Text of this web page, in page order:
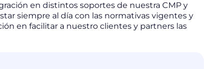
en distintos soportes de nuestra CMP y
siempre al día con las normativas vigentes y
en facilitar a nuestro clientes y partners las